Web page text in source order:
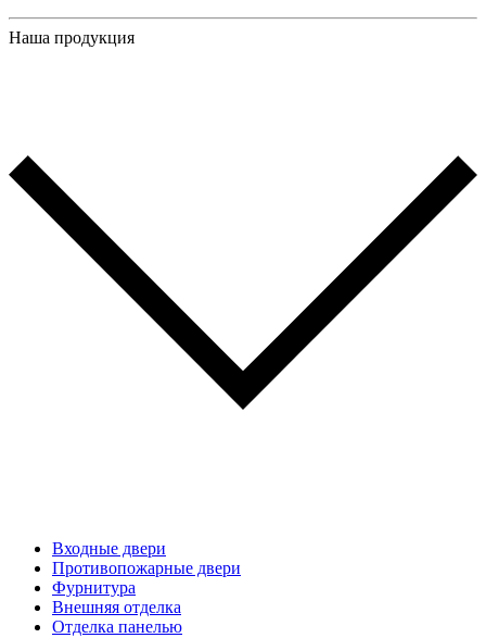
Наша продукция
Входные двери
Противопожарные двери
Фурнитура
Внешняя отделка
Отделка панелью